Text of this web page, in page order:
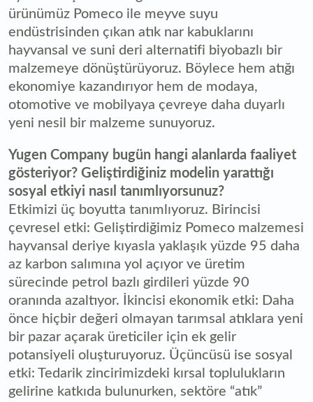
ürünümüz Pomeco ile meyve suyu
endüstrisinden çıkan atık nar kabuklarını
hayvansal ve suni deri alternatifi biyobazlı bir
malzemeye dönüştürüyoruz. Böylece hem atığı
ekonomiye kazandırıyor hem de modaya,
otomotive ve mobilyaya çevreye daha duyarlı
yeni nesil bir malzeme sunuyoruz.
Yugen Company bugün hangi alanlarda faaliyet
gösteriyor? Geliştirdiğiniz modelin yarattığı
sosyal etkiyi nasıl tanımlıyorsunuz?
Etkimizi üç boyutta tanımlıyoruz. Birincisi
çevresel etki: Geliştirdiğimiz Pomeco malzemesi
hayvansal deriye kıyasla yaklaşık yüzde 95 daha
az karbon salımına yol açıyor ve üretim
sürecinde petrol bazlı girdileri yüzde 90
oranında azaltıyor. İkincisi ekonomik etki: Daha
önce hiçbir değeri olmayan tarımsal atıklara yeni
bir pazar açarak üreticiler için ek gelir
potansiyeli oluşturuyoruz. Üçüncüsü ise sosyal
etki: Tedarik zincirimizdeki kırsal toplulukların
gelirine katkıda bulunurken, sektöre “atık”